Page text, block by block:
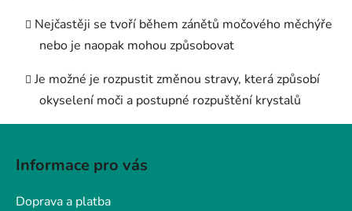
Nejčastěji se tvoří během zánětů močového měchýře
nebo je naopak mohou způsobovat
Je možné je rozpustit změnou stravy, která způsobí
okyselení moči a postupné rozpuštění krystalů
Informace pro vás
Doprava a platba